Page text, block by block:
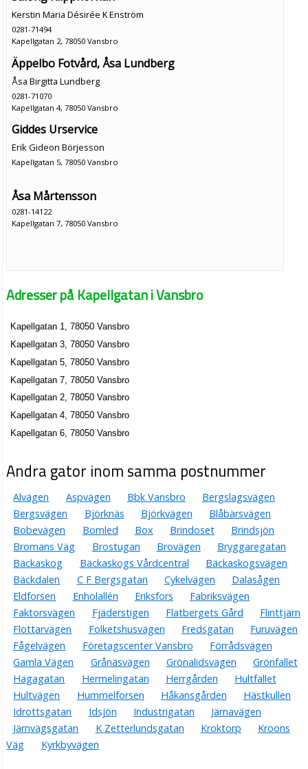
Kerstin Maria Désirée K Enström
0281-71494
Kapellgatan 2, 78050 Vansbro
Äppelbo Fotvård, Åsa Lundberg
Åsa Birgitta Lundberg
0281-71070
Kapellgatan 4, 78050 Vansbro
Giddes Urservice
Erik Gideon Börjesson
Kapellgatan 5, 78050 Vansbro
Åsa Mårtensson
0281-14122
Kapellgatan 7, 78050 Vansbro
Adresser på Kapellgatan i Vansbro
Kapellgatan 1, 78050 Vansbro
Kapellgatan 3, 78050 Vansbro
Kapellgatan 5, 78050 Vansbro
Kapellgatan 7, 78050 Vansbro
Kapellgatan 2, 78050 Vansbro
Kapellgatan 4, 78050 Vansbro
Kapellgatan 6, 78050 Vansbro
Andra gator inom samma postnummer
Alvägen Aspvägen Bbk Vansbro
Bergslagsvägen
Bergsvägen
Björknäs Björkvägen
Blåbärsvägen
Bobevägen
Bomled Box Brindoset
Brindsjön
Bromans Väg
Brostugan Brovägen
Bryggaregatan
Bäckaskog
Bäckaskogs Vårdcentral
Bäckaskogsvägen
Bäckdalen
C F Bergsgatan Cykelvägen
Dalasågen
Eldforsen
Enholallén Eriksfors
Fabriksvägen
Faktorsvägen
Fjäderstigen Flatbergets Gård
Flinttjärn
Flottarvägen
Folketshusvägen Fredsgatan
Furuvägen
Fågelvägen
Företagscenter Vansbro
Förrådsvägen
Gamla Vägen
Grånäsvägen Grönalidsvägen
Grönfallet
Hagagatan
Hermelingatan Herrgården
Hultfallet
Hultvägen
Hummelforsen Håkansgården
Hästkullen
Idrottsgatan
Idsjön Industrigatan
Järnavägen
Järnvägsgatan
K Zetterlundsgatan Kroktorp
Kroons
Väg
Kyrkbyvägen